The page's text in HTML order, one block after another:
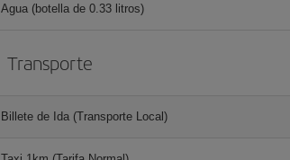
Agua (botella de 0.33 litros)
Transporte
Billete de Ida (Transporte Local)